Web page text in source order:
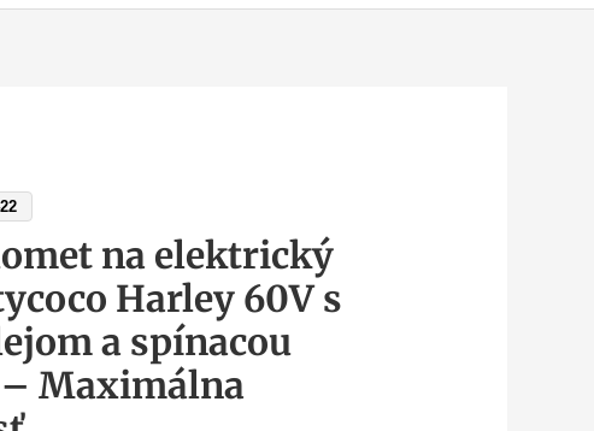
na elektrický
Harley 60V s
a spínacou
Maximálna